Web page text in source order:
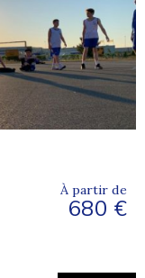
À partir de
680 €